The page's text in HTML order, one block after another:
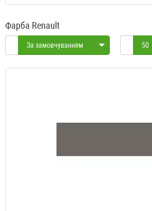
Фарба Renault
За замовчуванням 50